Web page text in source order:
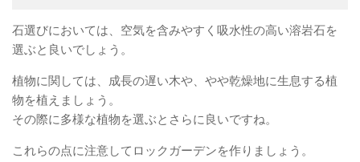
石選びにおいては、空気を含みやすく吸水性の高い溶岩石を
選ぶと良いでしょう。
植物に関しては、成長の遅い木や、やや乾燥地に生息する植
物を植えましょう。
その際に多様な植物を選ぶとさらに良いですね。
これらの点に注意してロックガーデンを作りましょう。